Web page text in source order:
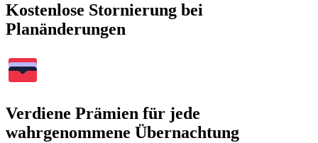
Kostenlose Stornierung bei
Planänderungen
Verdiene Prämien für jede
wahrgenommene Übernachtung